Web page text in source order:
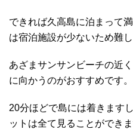
できれば久高島に泊まって
は宿泊施設が少ないため難
あざまサンサンビーチの近
に向かうのがおすすめです。
20分ほどで島には着きます
ットは全て見ることができま